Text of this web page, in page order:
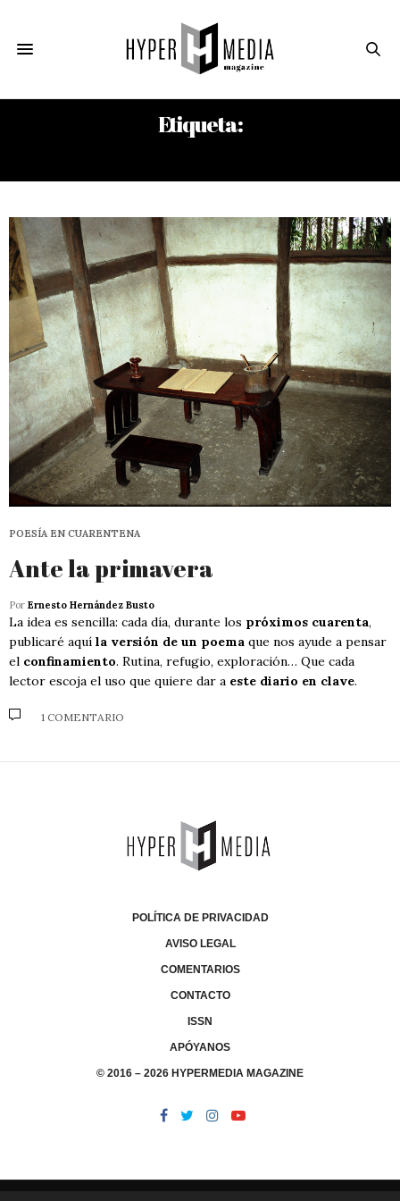
Etiqueta:
POESÍA EN CUARENTENA
Ante la primavera
Por Ernesto Hernández Busto
La idea es sencilla: cada día, durante los próximos cuarenta,
publicaré aquí la versión de un poema que nos ayude a pensar
el confinamiento. Rutina, refugio, exploración… Que cada
lector escoja el uso que quiere dar a este diario en clave.
1 COMENTARIO
POLÍTICA DE PRIVACIDAD
AVISO LEGAL
COMENTARIOS
CONTACTO
ISSN
APÓYANOS
© 2016 – 2026 HYPERMEDIA MAGAZINE